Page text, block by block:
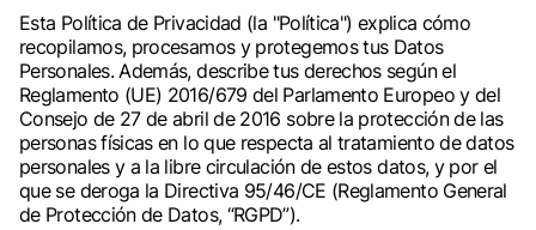
Esta Política de Privacidad (la "Política") explica cómo
recopilamos, procesamos y protegemos tus Datos
Personales. Además, describe tus derechos según el
Reglamento (UE) 2016/679 del Parlamento Europeo y del
Consejo de 27 de abril de 2016 sobre la protección de las
personas físicas en lo que respecta al tratamiento de datos
personales y a la libre circulación de estos datos, y por el
que se deroga la Directiva 95/46/CE (Reglamento General
de Protección de Datos, “RGPD”).